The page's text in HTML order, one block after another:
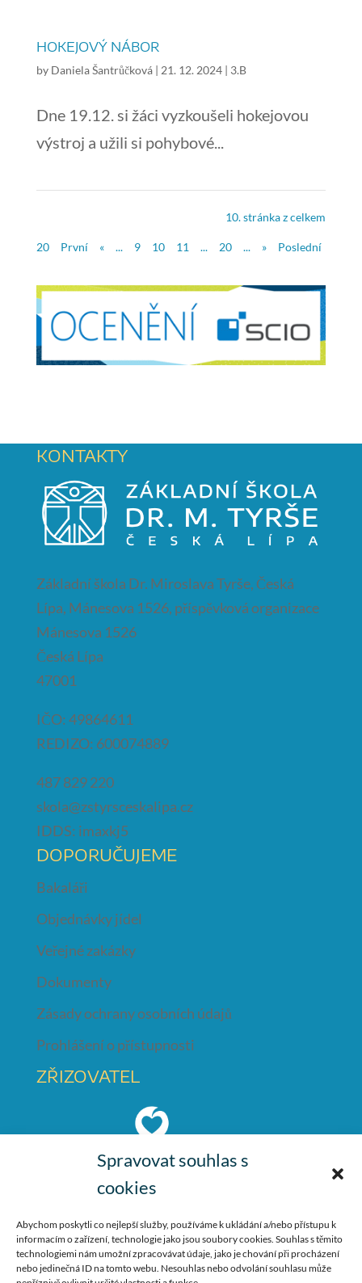
Spravovat souhlas s
cookies
Abychom poskytli co nejlepší služby, používáme k ukládání a/nebo přístupu k
informacím o zařízení, technologie jako jsou soubory cookies. Souhlas s těmito
technologiemi nám umožní zpracovávat údaje, jako je chování při procházení
nebo jedinečná ID na tomto webu. Nesouhlas nebo odvolání souhlasu může
HOKEJOVÝ NÁBOR
by Daniela Šantrůčková| 21. 12. 2024| 3.B
Dne 19.12. si žáci vyzkoušeli hokejovou
výstroj a užili si pohybové...
10. stránka z celkem
20 První « ... 9 10 11 ... 20 ... » Poslední
KONTAKTY
Základní škola Dr. Miroslava Tyrše, Česká
Lípa, Mánesova 1526, příspěvková organizace
Mánesova 1526
Česká Lípa
47001
IČO: 49864611
REDIZO: 600074889
487 829 220
skola@zstyrsceskalipa.cz
IDDS: imaxkj5
DOPORUČUJEME
Bakaláři
Objednávky jídel
Veřejné zakázky
Dokumenty
Zásady ochrany osobních údajů
Prohlášení o přístupnosti
ZŘIZOVATEL
Město Česká Lípa
nám. T. G. Masaryka 1
Česká Lípa
47001